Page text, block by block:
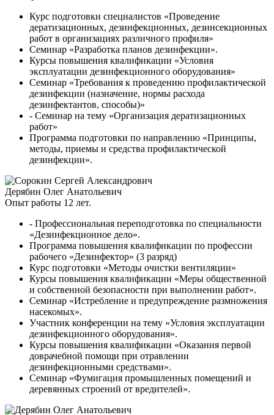
Курс подготовки специалистов «Проведение
дератизационных, дезинфекционных, дезинсекционных
работ в организациях различного профиля»
Семинар «Разработка планов дезинфекции».
Курсы повышения квалификации «Условия
эксплуатации дезинфекционного оборудования»
Семинар «Требования к проведению профилактической
дезинфекции (назначение, нормы расхода
дезинфектантов, способы)»
- Семинар на тему «Организация дератизационных
работ»
Программа подготовки по направлению «Принципы,
методы, приемы и средства профилактической
дезинфекции».
Дерябин Олег Анатольевич
Опыт работы 12 лет.
- Профессиональная переподготовка по специальности
«Дезинфекционное дело».
Программа повышения квалификации по профессии
рабочего «Дезинфектор» (3 разряд)
Курс подготовки «Методы очистки вентиляции»
Курсы повышения квалификации «Меры общественной
и собственной безопасности при выполнении работ».
Семинар «Истребление и предупреждение размножения
насекомых».
Участник конференции на тему «Условия эксплуатации
дезинфекционного оборудования».
Курсы повышения квалификации «Оказания первой
доврачебной помощи при отравлении
дезинфекционными средствами».
Семинар «Фумигация промышленных помещений и
деревянных строений от вредителей».